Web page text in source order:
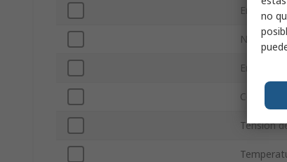
Embalaje
Número
Corriente
Tensión
no